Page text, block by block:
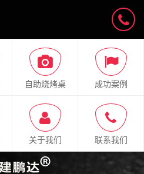
自助烧烤桌 成功案例
关于我们 联系我们